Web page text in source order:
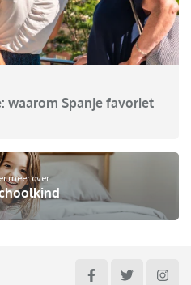
waarom Spanje favoriet
meer over